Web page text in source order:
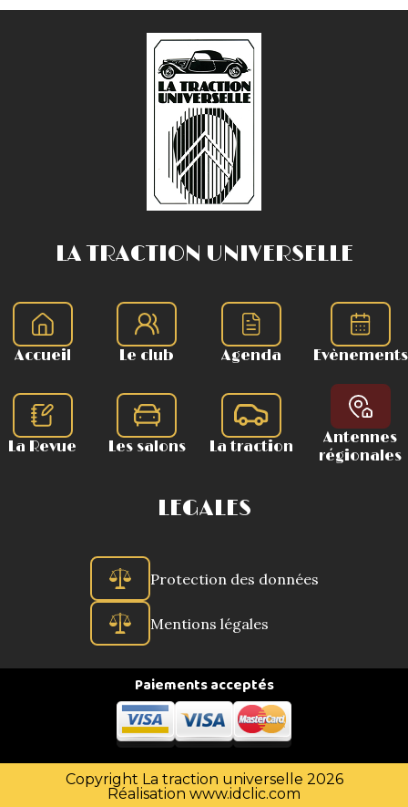
LA TRACTION UNIVERSELLE
Accueil Le club Agenda Evènements
La Revue Les salons La traction
Antennes
régionales
LEGALES
Protection des données
Mentions légales
Paiements acceptés
Copyright La traction universelle 2026
Réalisation www.idclic.com